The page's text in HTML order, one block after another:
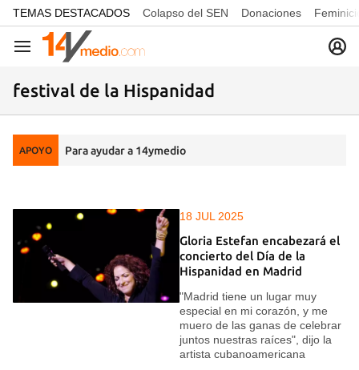
common.go-to-content
TEMAS DESTACADOS Colapso del SEN Donaciones
Navegación
festival de la Hispanidad
APOYO Para ayudar a 14ymedio
18 JUL 2025
Gloria Estefan encabezará el
concierto del Día de la
Hispanidad en Madrid
"Madrid tiene un lugar muy
especial en mi corazón, y me
muero de las ganas de celebrar
juntos nuestras raíces", dijo la
artista cubanoamericana